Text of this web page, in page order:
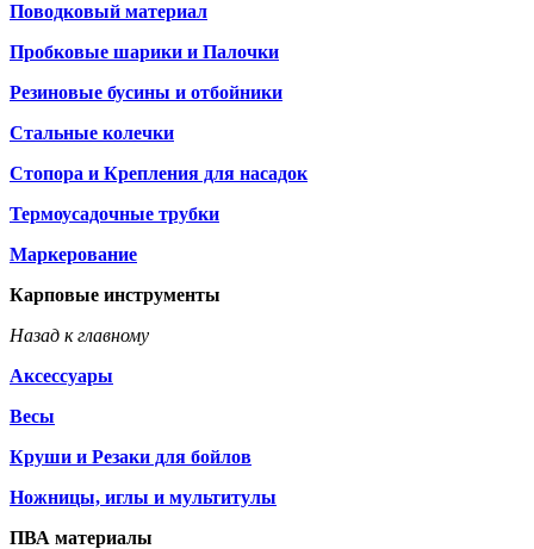
Поводковый материал
Пробковые шарики и Палочки
Резиновые бусины и отбойники
Стальные колечки
Стопора и Крепления для насадок
Термоусадочные трубки
Маркерование
Карповые инструменты
Назад к главному
Аксессуары
Весы
Круши и Резаки для бойлов
Ножницы, иглы и мультитулы
ПВА материалы